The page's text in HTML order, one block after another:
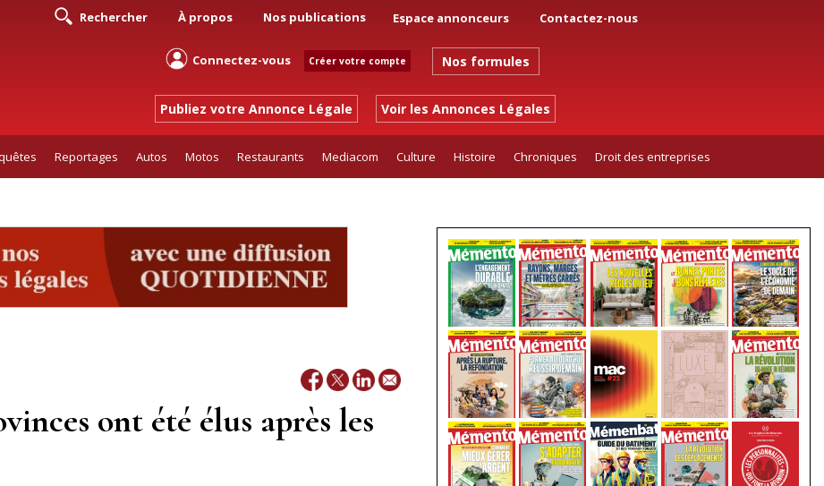
Rechercher À propos Nos publications Espace annonceurs Contactez-nous
Connectez-vous Créer votre compte Nos formules
Publiez votre Annonce Légale Voir les Annonces Légales
Reportages Autos Motos Restaurants Mediacom Culture Histoire Chroniques Droit des entreprises
ont été élus après les